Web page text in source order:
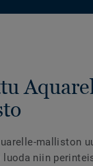
malliston
niin